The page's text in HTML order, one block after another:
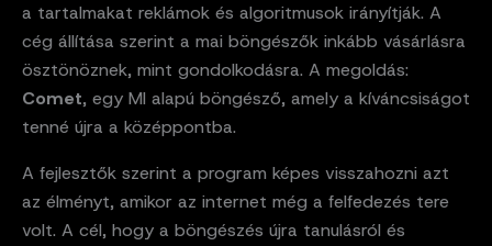
a tartalmakat reklámok és algoritmusok irányítják. A
cég állítása szerint a mai böngészők inkább vásárlásra
ösztönöznek, mint gondolkodásra. A megoldás:
Comet, egy MI alapú böngésző, amely a kíváncsiságot
tenné újra a középpontba.
A fejlesztők szerint a program képes visszahozni azt
az élményt, amikor az internet még a felfedezés tere
volt. A cél, hogy a böngészés újra tanulásról és